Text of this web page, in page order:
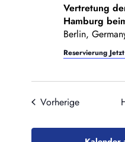
Vertretung
Hamburg
Berlin,
Reservierung Jetzt
Vorherige